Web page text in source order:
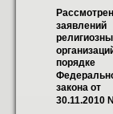
заявлений
порядке
закона от
30.11.2010